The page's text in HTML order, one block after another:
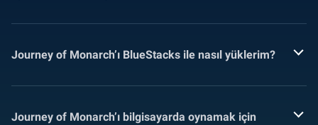
Journey of Monarch’ı BlueStacks ile nasıl yüklerim?
Journey of Monarch’ı bilgisayarda oynamak için